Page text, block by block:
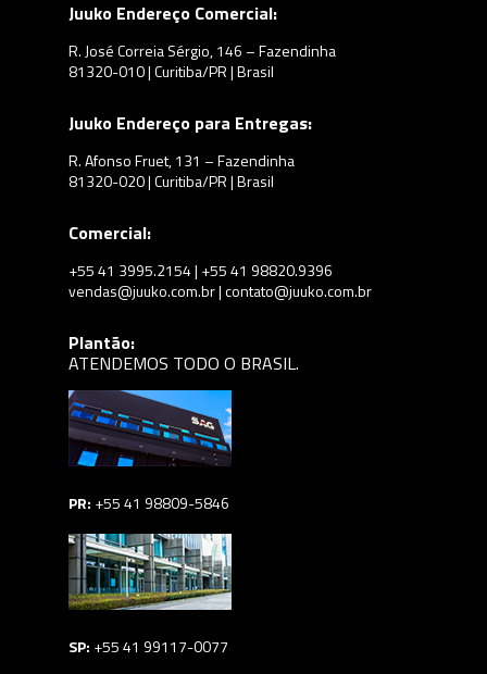
Juuko Endereço Comercial:
R. José Correia Sérgio, 146 – Fazendinha
81320-010 | Curitiba/PR | Brasil
Juuko Endereço para Entregas:
R. Afonso Fruet, 131 – Fazendinha
81320-020 | Curitiba/PR | Brasil
Comercial:
+55 41 3995.2154 | +55 41 98820.9396
vendas@juuko.com.br | contato@juuko.com.br
Plantão:
ATENDEMOS TODO O BRASIL.
PR: +55 41 98809-5846
SP: +55 41 99117-0077